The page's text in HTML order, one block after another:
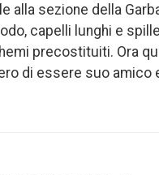
alla sezione della
capelli lunghi e
precostituiti. Ora
di essere suo amico